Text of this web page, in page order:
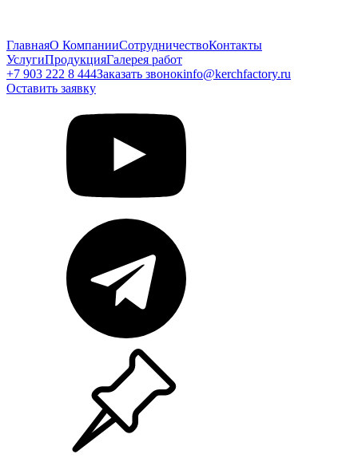
ГлавнаяО КомпанииСотрудничествоКонтакты
УслугиПродукцияГалерея работ
+7 903 222 8 444Заказать звонокinfo@kerchfactory.ru
Оставить заявку